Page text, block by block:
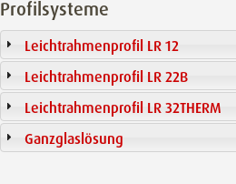
Profilsysteme
Leichtrahmenprofil LR 12
Leichtrahmenprofil LR 22B
Leichtrahmenprofil LR 32THERM
Ganzglaslösung